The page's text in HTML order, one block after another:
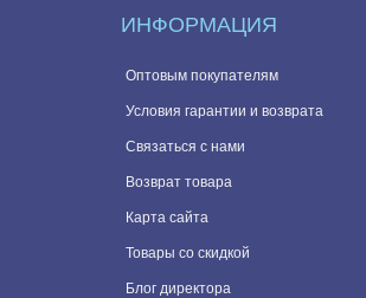
ИНФОРМАЦИЯ
Оптовым покупателям
Условия гарантии и возврата
Связаться с нами
Возврат товара
Карта сайта
Товары со скидкой
Блог директора